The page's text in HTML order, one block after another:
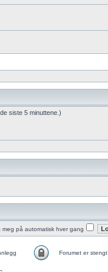
siste 5 minuttene.)
meg på automatisk hver gang
Forumet er stengt